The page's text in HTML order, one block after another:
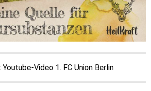
Video 1. FC Union Berlin